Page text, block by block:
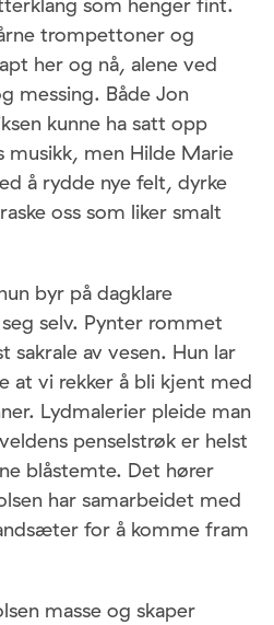
som henger fint.
trompettoner og
her og nå, alene ved
messing. Både Jon
kunne ha satt opp
musikk, men Hilde Marie
å rydde nye felt, dyrke
oss som liker smalt
byr på dagklare
selv. Pynter rommet
av vesen. Hun lar
at vi rekker å bli kjent med
Lydmalerier pleide man
penselstrøk er helst
blåstemte. Det hører
har samarbeidet med
for å komme fram
masse og skaper